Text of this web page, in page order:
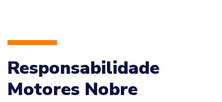
Responsabilidade
Motores Nobre